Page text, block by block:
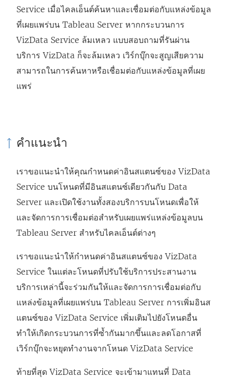
Service เมื่อไคลเอ็นต์ค้นหาและเชื่อมต่อกับแหล่งข้อมูล
ที่เผยแพร่บน Tableau Server หากกระบวนการ
VizData Service ล้มเหลว แบบสอบถามที่รันผ่าน
บริการ VizData ก็จะล้มเหลว เวิร์กบุ๊กจะสูญเสียความ
สามารถในการค้นหาหรือเชื่อมต่อกับแหล่งข้อมูลที่เผย
แพร่
คำแนะนำ
เราขอแนะนำให้คุณกำหนดค่าอินสแตนซ์ของ VizData
Service บนโหนดที่มีอินสแตนซ์เดียวกันกับ Data
Server และเปิดใช้งานทั้งสองบริการบนโหนดเพื่อให้
และจัดการการเชื่อมต่อสำหรับเผยแพร่แหล่งข้อมูลบน
Tableau Server สำหรับไคลเอ็นต์ต่างๆ
เราขอแนะนำให้กำหนดค่าอินสแตนซ์ของ VizData
Service ในแต่ละโหนดที่ปรับใช้บริการประสานงาน
บริการเหล่านี้จะร่วมกันให้และจัดการการเชื่อมต่อกับ
แหล่งข้อมูลที่เผยแพร่บน Tableau Server การเพิ่มอินส
แตนซ์ของ VizData Service เพิ่มเติมไปยังโหนดอื่น
ทำให้เกิดกระบวนการที่ซ้ำกันมากขึ้นและลดโอกาสที่
เวิร์กบุ๊กจะหยุดทำงานจากโหนด VizData Service
ท้ายที่สุด VizData Service จะเข้ามาแทนที่ Data